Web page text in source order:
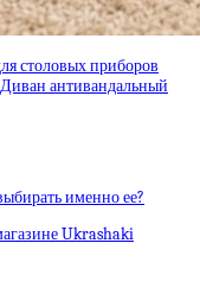
столовых приборов
Диван антивандальный
именно ее?
Ukrashaki